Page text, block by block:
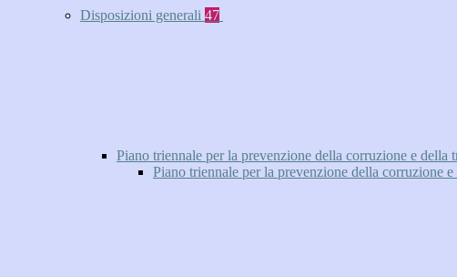
Disposizioni generali 47
Piano triennale per la prevenzione della corruzione e della
Piano triennale per la prevenzione della corruzione